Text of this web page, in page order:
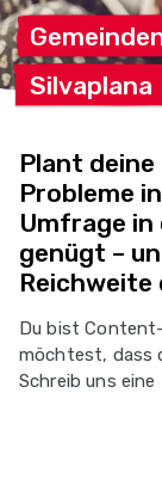
Silvaplana
Plant deine
Probleme
Umfrage in
genügt –
Du bist
möchtest, dass
Schreib uns